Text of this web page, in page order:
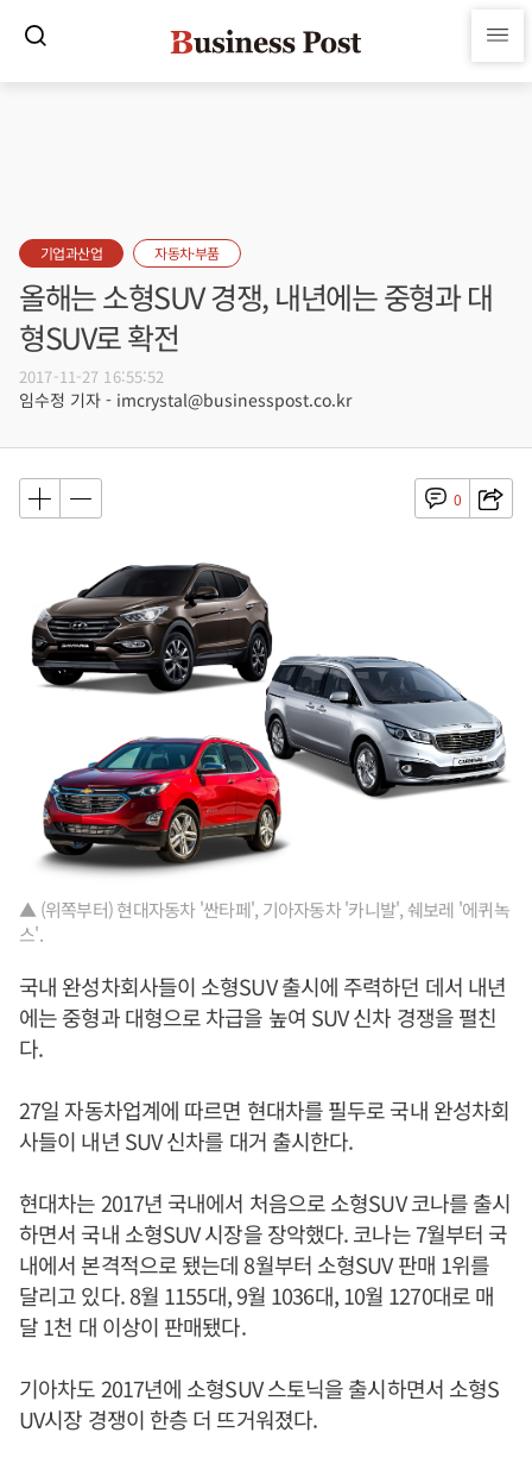
기업과산업 자동차·부품
올해는 소형SUV 경쟁, 내년에는 중형과 대
형SUV로 확전
2017-11-27 16:55:52
임수정 기자 - imcrystal@businesspost.co.kr
0
▲ (위쪽부터) 현대자동차 '싼타페', 기아자동차 '카니발', 쉐보레 '에퀴녹
스'.
국내 완성차회사들이 소형SUV 출시에 주력하던 데서 내년
에는 중형과 대형으로 차급을 높여 SUV 신차 경쟁을 펼친
다.
27일 자동차업계에 따르면 현대차를 필두로 국내 완성차회
사들이 내년 SUV 신차를 대거 출시한다.
현대차는 2017년 국내에서 처음으로 소형SUV 코나를 출시
하면서 국내 소형SUV 시장을 장악했다. 코나는 7월부터 국
내에서 본격적으로 됐는데 8월부터 소형SUV 판매 1위를
달리고 있다. 8월 1155대, 9월 1036대, 10월 1270대로 매
달 1천 대 이상이 판매됐다.
기아차도 2017년에 소형SUV 스토닉을 출시하면서 소형S
UV시장 경쟁이 한층 더 뜨거워졌다.